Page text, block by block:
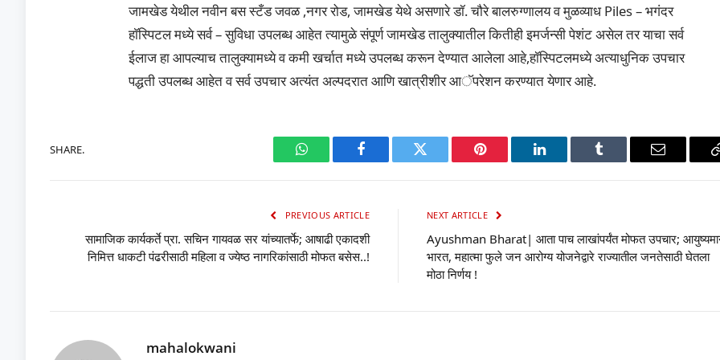
जामखेड येथील नवीन बस स्टँड जवळ ,नगर रोड, जामखेड येथे असणारे डॉ. चौरे बालरुग्णालय व मुळव्याध Piles – भगंदर
हाॅस्पिटल मध्ये सर्व – सुविधा उपलब्ध आहेत त्यामुळे संपूर्ण जामखेड तालुक्यातील कितीही इमर्जन्सी पेशंट असेल तर याचा सर्व
ईलाज हा आपल्याच तालुक्यामध्ये व कमी खर्चात मध्ये उपलब्ध करून देण्यात आलेला आहे,हॉस्पिटलमध्ये अत्याधुनिक उपचार
पद्धती उपलब्ध आहेत व सर्व उपचार अत्यंत अल्पदरात आणि खात्रीशीर आॅपरेशन करण्यात येणार आहे.
SHARE.
WhatsAppFacebook Twitter Pinterest LinkedIn Tumblr Email
PREVIOUS ARTICLE
सामाजिक कार्यकर्ते प्रा. सचिन गायवळ सर यांच्यातर्फे; आषाढी एकादशी
निमित्त धाकटी पंढरीसाठी महिला व ज्येष्ठ नागरिकांसाठी मोफत बसेस..!
NEXT ARTICLE
Ayushman Bharat| आता पाच लाखांपर्यंत मोफत उपचार;
भारत, महात्मा फुले जन आरोग्य योजनेद्वारे राज्यातील जनतेसाठी घेतला
मोठा निर्णय !
mahalokwani